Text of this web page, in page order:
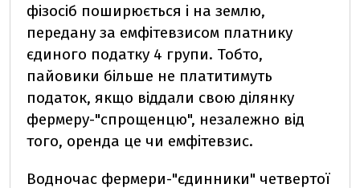
фізосіб поширюється і на землю,
передану за емфітевзисом платнику
єдиного податку 4 групи. Тобто,
пайовики більше не платитимуть
податок, якщо віддали свою ділянку
фермеру-"спрощенцю", незалежно від
того, оренда це чи емфітевзис.
Водночас фермери-"єдинники" четвертої